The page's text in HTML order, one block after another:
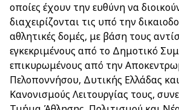
οποίες έχουν την ευθύνη να
διαχειρίζονται τις υπό την
αθλητικές δομές, με βάση τους
εγκεκριμένους από το Δημοτικό
επικυρωμένους από την
Πελοποννήσου, Δυτικής Ελλάδας
Κανονισμούς Λειτουργίας τους,